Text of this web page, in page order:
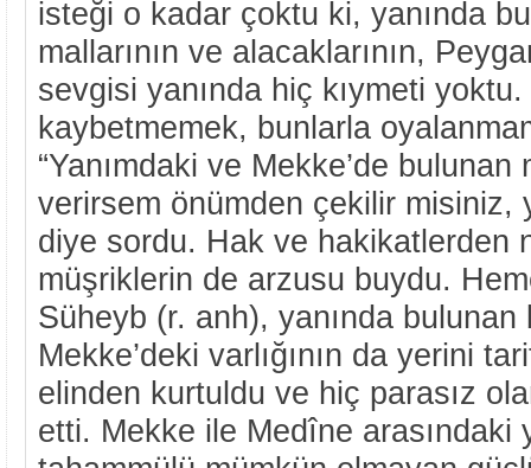
isteği o kadar çoktu ki, yanında
mallarının ve alacaklarının,
sevgisi yanında hiç kıymeti
kaybetmemek, bunlarla
“Yanımdaki ve Mekke’de bulunan
verirsem önümden çekilir misiniz,
diye sordu. Hak ve hakikatlerden
müşriklerin de arzusu buydu.
Süheyb (r. anh), yanında bulunan
Mekke’deki varlığının da yerini
elinden kurtuldu ve hiç parasız
etti. Mekke ile Medîne arasındaki